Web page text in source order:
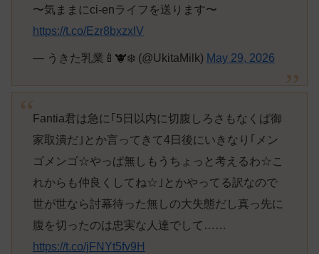
〜気ままにci-enライフを送ります〜
https://t.co/Ezr8bxzxlV
— うきた乳業🍼🐮❄️ (@UkitaMilk) May 29, 2026
Fantia君は急に｢5日以内に切腹しろさもなくば御
家取潰だ｣とか言ってきて4日後にいきなり｢メン
ゴメンゴ☆やっぱ無しもうちょっと考えるわ☆こ
れからも仲良くしてね☆｣とかやってる訳なので
世が世なら討幕待った無しの大失態だし真っ先に
腹を切ったのは忠実な人達でして……
https://t.co/jFNYt5fv9H